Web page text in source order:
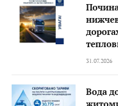
31.07.2026
Вода